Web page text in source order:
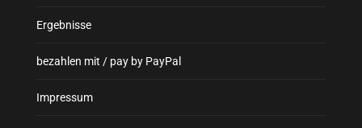
Ergebnisse
bezahlen mit / pay by PayPal
Impressum